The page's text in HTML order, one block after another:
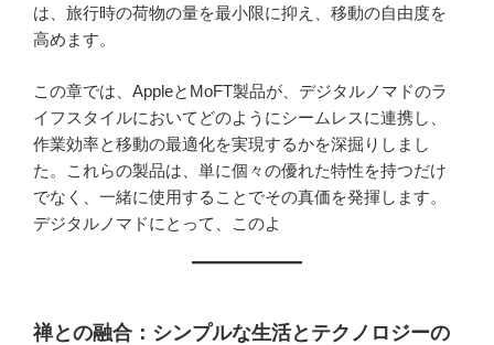
は、旅行時の荷物の量を最小限に抑え、移動の自由度を
高めます。
この章では、AppleとMoFT製品が、デジタルノマドのラ
イフスタイルにおいてどのようにシームレスに連携し、
作業効率と移動の最適化を実現するかを深掘りしまし
た。これらの製品は、単に個々の優れた特性を持つだけ
でなく、一緒に使用することでその真価を発揮します。
デジタルノマドにとって、このよ
禅との融合：シンプルな生活とテクノロジーの